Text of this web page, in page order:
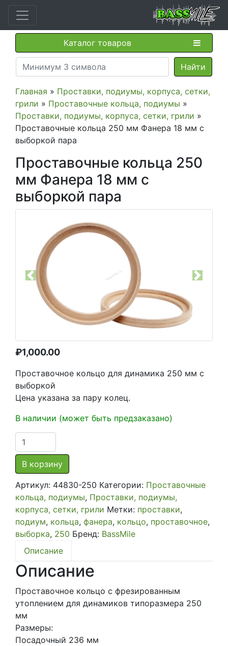
Каталог товаров
Главная » Проставки, подиумы, корпуса, сетки,
грили » Проставочные кольца, подиумы »
Проставки, подиумы, корпуса, сетки, грили »
Проставочные кольца 250 мм Фанера 18 мм с
выборкой пара
Проставочные кольца 250
мм Фанера 18 мм с
выборкой пара
Previous Next
₽1,000.00
Проставочное кольцо для динамика 250 мм с
выборкой
Цена указана за пару колец.
В наличии (может быть предзаказано)
Количество
товара
Проставочные
кольца
250
мм
Фанера
18
мм
выборкой
пара
В корзину
Артикул: 44830-250 Категории: Проставочные
кольца, подиумы, Проставки, подиумы,
корпуса, сетки, грили Метки: проставки,
подиум, кольца, фанера, кольцо, проставочное,
выборка, 250 Бренд: BassMile
Описание
Описание
Проставочное кольцо с фрезированным
утоплением для динамиков типоразмера 250
мм
Размеры:
Посадочный 236 мм